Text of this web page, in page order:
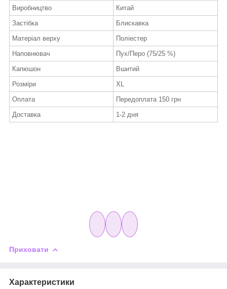
Виробництво
Китай
Застібка
Блискавка
Матеріал верху
Поліестер
Наповнювач
Пух/Перо (75/25 %)
Капюшон
Вшитий
Розміри
XL
Оплата
Передоплата 150 грн
Доставка
1-2 дня
Приховати
Характеристики